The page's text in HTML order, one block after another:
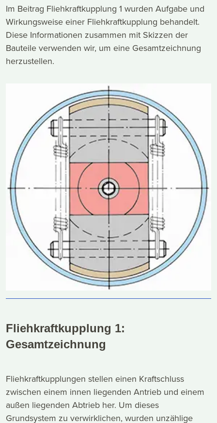
Im Beitrag Fliehkraftkupplung 1 wurden Aufgabe und
Wirkungsweise einer Fliehkraftkupplung behandelt.
Diese Informationen zusammen mit Skizzen der
Bauteile verwenden wir, um eine Gesamtzeichnung
herzustellen.
Fliehkraftkupplung 1:
Gesamtzeichnung
Fliehkraftkupplungen stellen einen Kraftschluss
zwischen einem innen liegenden Antrieb und einem
außen liegenden Abtrieb her. Um dieses
Grundsystem zu verwirklichen, wurden unzählige